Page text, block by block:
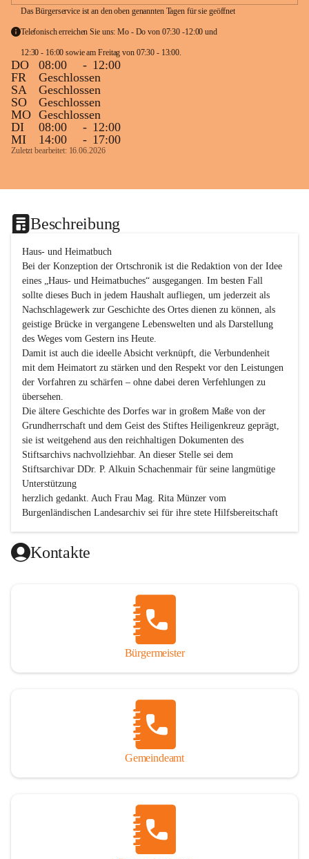
Das Bürgerservice ist an den oben genannten Tagen für sie geöffnet
Telefonisch erreichen Sie uns: Mo - Do von 07:30 -12:00 und
DO 08:00 - 12:00
FR
Geschlossen
SA
Geschlossen
SO
Geschlossen
MO Geschlossen
DI
08:00 - 12:00
MI
14:00 - 17:00
Zuletzt bearbeitet: 16.06.2026
Beschreibung
Haus- und Heimatbuch
Bei der Konzeption der Ortschronik ist die Redaktion von der Idee
eines „Haus- und Heimatbuches“ ausgegangen. Im besten Fall
sollte dieses Buch in jedem Haushalt aufliegen, um jederzeit als
Nachschlagewerk zur Geschichte des Ortes dienen zu können, als
geistige Brücke in vergangene Lebenswelten und als Darstellung
des Weges vom Gestern ins Heute.
Damit ist auch die ideelle Absicht verknüpft, die Verbundenheit
mit dem Heimatort zu stärken und den Respekt vor den Leistungen
der Vorfahren zu schärfen – ohne dabei deren Verfehlungen zu
übersehen.
Die ältere Geschichte des Dorfes war in großem Maße von der
Grundherrschaft und dem Geist des Stiftes Heiligenkreuz geprägt,
sie ist weitgehend aus den reichhaltigen Dokumenten des
Stiftsarchivs nachvollziehbar. An dieser Stelle sei dem
Stiftsarchivar DDr. P. Alkuin Schachenmair für seine langmütige
Unterstützung
herzlich gedankt. Auch Frau Mag. Rita Münzer vom
Burgenländischen Landesarchiv sei für ihre stete Hilfsbereitschaft
Dank gilt den Textautoren dieser Chronik, dem kleinen
Redaktionsteam, für die gute Zusammenarbeit.
gedankt werden, die durch ihre Erinnerungen, Informationen und
durch das Überlassen von Fotos und Dokumenten zum Gesamtbild
dieses Buches wesentlich beigetragen haben.
Der Zeitdruck war enorm, um das Werk auch zeitgerecht für das
Jubiläumsjahr abschließen zu können. Daher mag um Nachsicht
Ausführlichkeit behandelt erscheinen, oder auch der eine oder
andere Fehler unterlief. Die Autoren haben nach ihren
individuellen Möglichkeiten mit bestem Wissen und Gewissen
Andreas Rohatsch wurde auf das System der Fußnoten verzichtet.
Wo eine genaue Quellenangabe sinnvoll und notwendig erschien,
sind die entsprechenden Quellenhinweise in den fließenden Text
eingearbeitet. Der leichteren Lesbarkeit halber ist auch von einer
Kontakte
Bürgermeister
Gemeindeamt